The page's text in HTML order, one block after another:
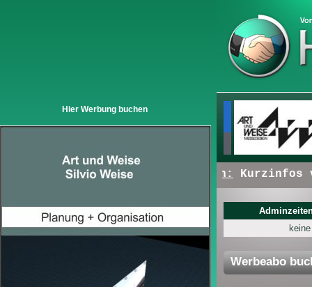
Hier Werbung buchen
+ + +Hier erscheinen: Kurzinfos
keine
Werbeabo